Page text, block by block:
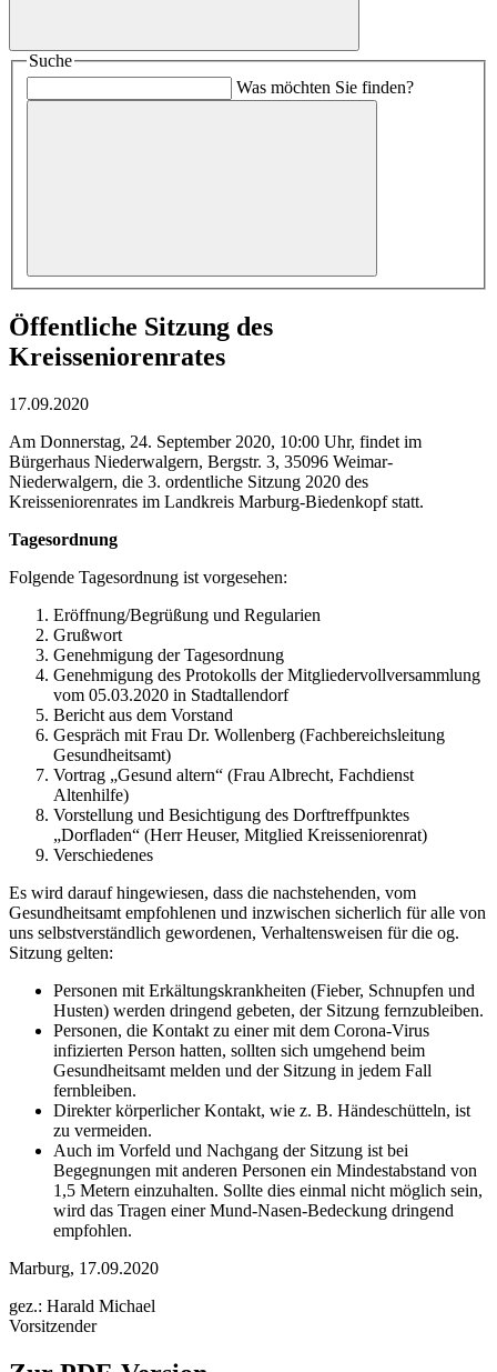
Suche
Was möchten Sie finden?
Öffentliche Sitzung des
Kreisseniorenrates
17.09.2020
Am Donnerstag, 24. September 2020, 10:00 Uhr, findet im
Bürgerhaus Niederwalgern, Bergstr. 3, 35096 Weimar-
Niederwalgern, die 3. ordentliche Sitzung 2020 des
Kreisseniorenrates im Landkreis Marburg-Biedenkopf statt.
Tagesordnung
Folgende Tagesordnung ist vorgesehen:
Eröffnung/Begrüßung und Regularien
Grußwort
Genehmigung der Tagesordnung
Genehmigung des Protokolls der Mitgliedervollversammlung
vom 05.03.2020 in Stadtallendorf
Bericht aus dem Vorstand
Gespräch mit Frau Dr. Wollenberg (Fachbereichsleitung
Gesundheitsamt)
Vortrag „Gesund altern“ (Frau Albrecht, Fachdienst
Altenhilfe)
Vorstellung und Besichtigung des Dorftreffpunktes
„Dorfladen“ (Herr Heuser, Mitglied Kreisseniorenrat)
Verschiedenes
Es wird darauf hingewiesen, dass die nachstehenden, vom
Gesundheitsamt empfohlenen und inzwischen sicherlich für alle von
uns selbstverständlich gewordenen, Verhaltensweisen für die og.
Sitzung gelten:
Personen mit Erkältungskrankheiten (Fieber, Schnupfen und
Husten) werden dringend gebeten, der Sitzung fernzubleiben.
Personen, die Kontakt zu einer mit dem Corona-Virus
infizierten Person hatten, sollten sich umgehend beim
Gesundheitsamt melden und der Sitzung in jedem Fall
fernbleiben.
Direkter körperlicher Kontakt, wie z. B. Händeschütteln, ist
zu vermeiden.
Auch im Vorfeld und Nachgang der Sitzung ist bei
Begegnungen mit anderen Personen ein Mindestabstand von
1,5 Metern einzuhalten. Sollte dies einmal nicht möglich sein,
wird das Tragen einer Mund-Nasen-Bedeckung dringend
empfohlen.
Marburg, 17.09.2020
gez.: Harald Michael
Vorsitzender